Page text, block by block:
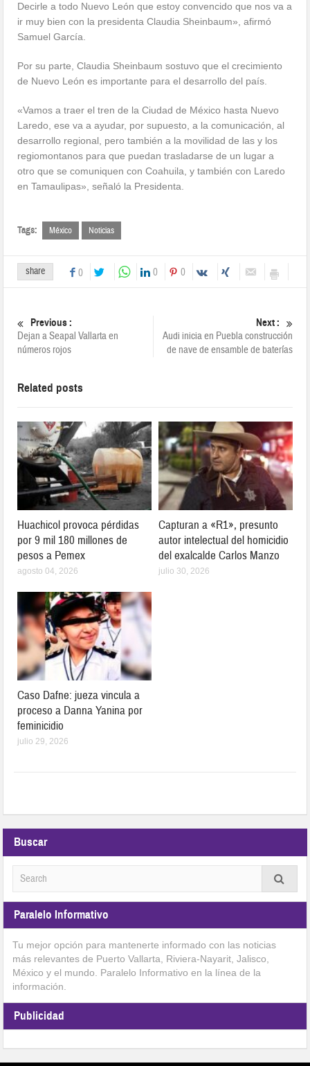
Decirle a todo Nuevo León que estoy convencido que nos va a
ir muy bien con la presidenta Claudia Sheinbaum», afirmó
Samuel García.
Por su parte, Claudia Sheinbaum sostuvo que el crecimiento
de Nuevo León es importante para el desarrollo del país.
«Vamos a traer el tren de la Ciudad de México hasta Nuevo
Laredo, ese va a ayudar, por supuesto, a la comunicación, al
desarrollo regional, pero también a la movilidad de las y los
regiomontanos para que puedan trasladarse de un lugar a
otro que se comuniquen con Coahuila, y también con Laredo
en Tamaulipas», señaló la Presidenta.
Tags: México Noticias
share 0 0 0
Previous :
Dejan a Seapal Vallarta en
números rojos
Next :
Audi inicia en Puebla construcción
de nave de ensamble de baterías
Related posts
Huachicol provoca pérdidas
por 9 mil 180 millones de
pesos a Pemex
agosto 04, 2026
Capturan a «R1», presunto
autor intelectual del homicidio
del exalcalde Carlos Manzo
julio 30, 2026
Caso Dafne: jueza vincula a
proceso a Danna Yanina por
feminicidio
julio 29, 2026
Buscar
Paralelo Informativo
Tu mejor opción para mantenerte informado con las noticias
más relevantes de Puerto Vallarta, Riviera-Nayarit, Jalisco,
México y el mundo. Paralelo Informativo en la línea de la
información.
Publicidad